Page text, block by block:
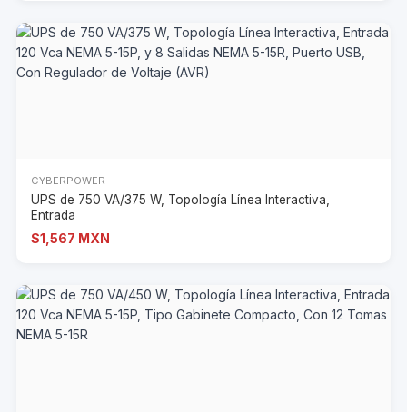
CYBERPOWER
UPS de 750 VA/375 W, Topología Línea Interactiva,
Entrada
$1,567 MXN